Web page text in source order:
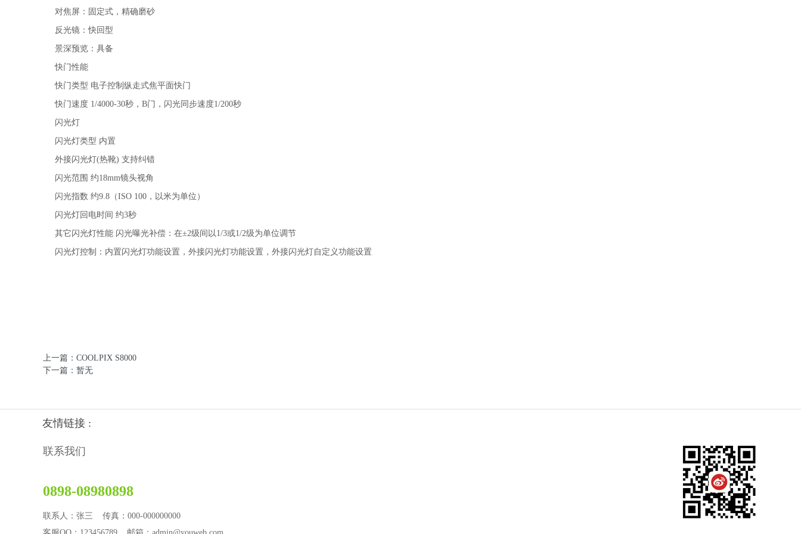
对焦屏：固定式，精确磨砂
反光镜：快回型
景深预览：具备
快门性能
快门类型 电子控制纵走式焦平面快门
快门速度 1/4000-30秒，B门，闪光同步速度1/200秒
闪光灯
闪光灯类型 内置
外接闪光灯(热靴) 支持纠错
闪光范围 约18mm镜头视角
闪光指数 约9.8（ISO 100，以米为单位）
闪光灯回电时间 约3秒
其它闪光灯性能 闪光曝光补偿：在±2级间以1/3或1/2级为单位调节
闪光灯控制：内置闪光灯功能设置，外接闪光灯功能设置，外接闪光灯自定义功能设置
上一篇：COOLPIX S8000
下一篇：暂无
友情链接 :
联系我们
0898-08980898
联系人：张三 传真：000-000000000